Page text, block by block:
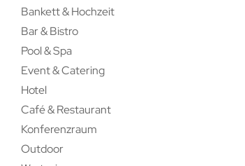
Bankett & Hochzeit
Bar & Bistro
Pool & Spa
Event & Catering
Hotel
Café & Restaurant
Konferenzraum
Outdoor